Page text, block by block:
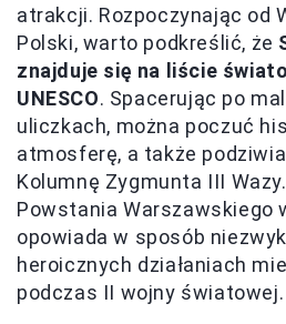
atrakcji. Rozpoczynając od
Polski, warto podkreślić, że
znajduje się na liście
UNESCO. Spacerując po
uliczkach, można poczuć
atmosferę, a także
Kolumnę Zygmunta III
Powstania Warszawskiego
opowiada w sposób
heroicznych działaniach
podczas II wojny światowej.